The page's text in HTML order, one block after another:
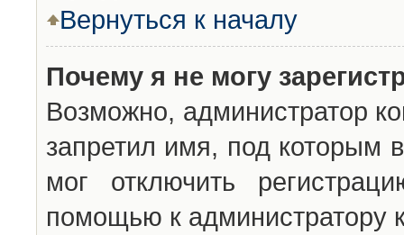
Вернуться к началу
Почему я не могу
Возможно, администратор
запретил имя, под которым
мог отключить
помощью к администратору